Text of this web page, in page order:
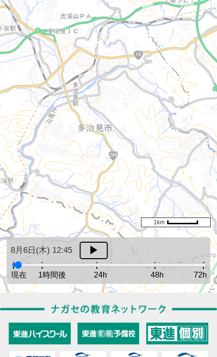
8月6日(木) 12:45
現在 1時間後 24h 48h 72h
1km